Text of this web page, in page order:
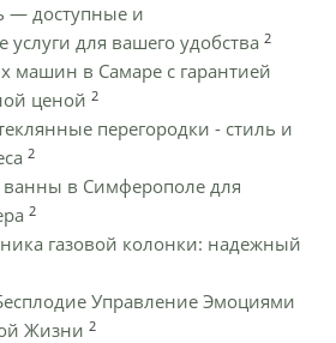
— доступные и
для вашего удобства 2
машин в Самаре с гарантией
ценой 2
перегородки - стиль и
2
ванны в Симферополе для
2
газовой колонки: надежный
Управление Эмоциями
Жизни 2